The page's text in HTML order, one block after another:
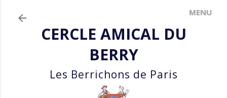
CERCLE AMICAL DU
BERRY
Les Berrichons de Paris